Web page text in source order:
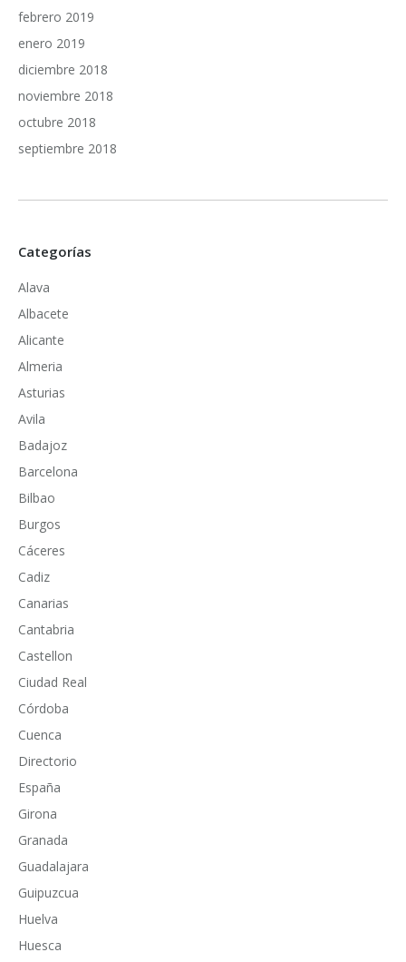
febrero 2019
enero 2019
diciembre 2018
noviembre 2018
octubre 2018
septiembre 2018
Categorías
Alava
Albacete
Alicante
Almeria
Asturias
Avila
Badajoz
Barcelona
Bilbao
Burgos
Cáceres
Cadiz
Canarias
Cantabria
Castellon
Ciudad Real
Córdoba
Cuenca
Directorio
España
Girona
Granada
Guadalajara
Guipuzcua
Huelva
Huesca